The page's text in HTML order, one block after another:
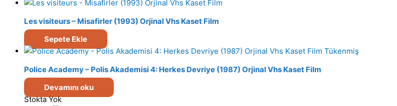
Les visiteurs – Misafirler (1993) Orjinal Vhs Kaset Film
Sepete Ekle
Tükenmiş
Police Academy – Polis Akademisi 4: Herkes Devriye (1987) Orjinal Vhs Kaset Film
Devamını oku
Stokta Yok